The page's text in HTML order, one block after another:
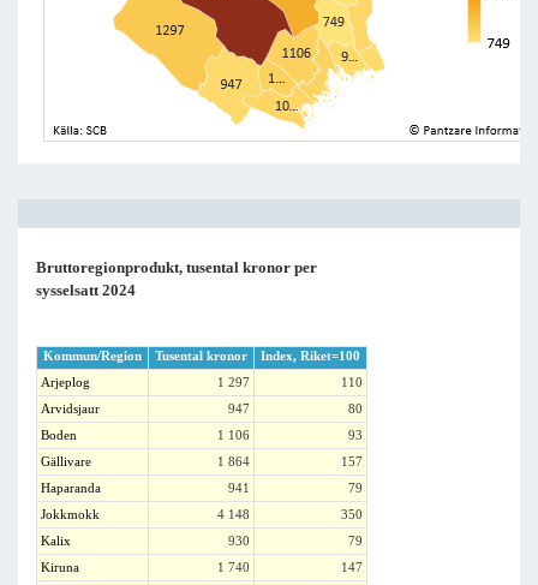
Bruttoregionprodukt, tusental kronor per
sysselsatt 2024
Kommun/Region Tusental kronor
Index, Riket=100
Arjeplog
1 297
110
Arvidsjaur
947
80
Boden
1 106
93
Gällivare
1 864
157
Haparanda
941
79
Jokkmokk
4 148
350
Kalix
930
79
Kiruna
1 740
147